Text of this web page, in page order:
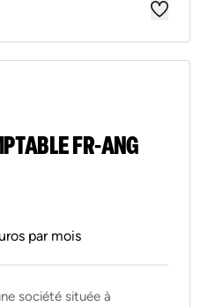
FR-ANG
par mois
société située à